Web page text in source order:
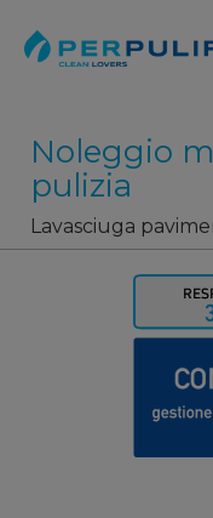
Noleggio
pulizia
Lavasciuga